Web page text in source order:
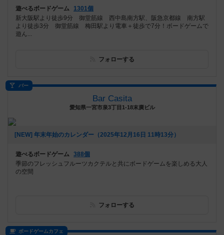
遊べるボードゲーム
1301個
新大阪駅より徒歩9分 御堂筋線 西中島南方駅、阪急京都線 南方駅
より徒歩3分 御堂筋線 梅田駅より電車＋徒歩で7分！ボードゲームで
遊ん...
フォローする
バー
Bar Casita
愛知県一宮市泉3丁目1-18末廣ビル
[NEW] 年末年始のカレンダー（2025年12月16日 11時13分）
遊べるボードゲーム 388個
季節のフレッシュフルーツカクテルと共にボードゲームを楽しめる大人
の空間
フォローする
ボードゲームカフェ